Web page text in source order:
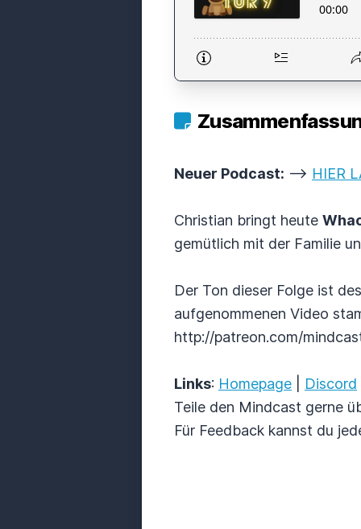
Neuer Podcast: --> HIER
Christian bringt heute
gemütlich mit der Familie
Der Ton dieser Folge ist
aufgenommenen Video
http://patreon.com/
Links: Homepage Discord
Teile den Mindcast gerne
Für Feedback kannst du